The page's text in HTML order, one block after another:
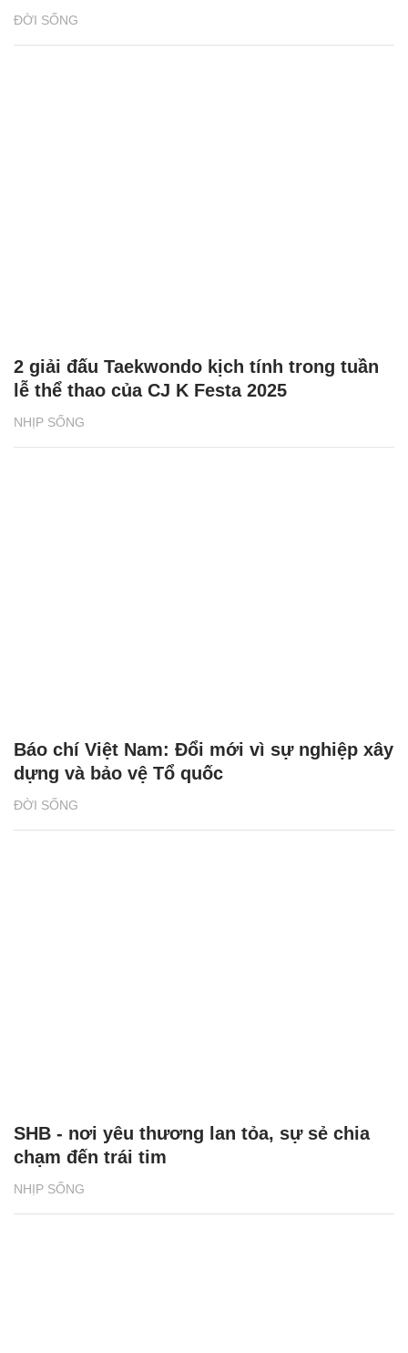
ĐỜI SỐNG
NHỊP SỐNG
2 giải đấu Taekwondo kịch tính trong tuần
lễ thể thao của CJ K Festa 2025
ĐỜI SỐNG
Báo chí Việt Nam: Đổi mới vì sự nghiệp xây
dựng và bảo vệ Tổ quốc
NHỊP SỐNG
SHB - nơi yêu thương lan tỏa, sự sẻ chia
chạm đến trái tim